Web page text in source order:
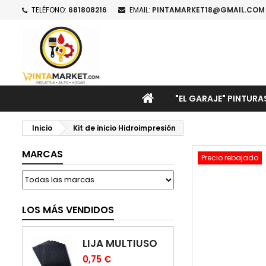
TELÉFONO: 681808216 EMAIL: PINTAMARKET18@GMAIL.COM
INICIO"EL GARAJE"
Inicio Kit de inicio Hidroimpresión
MARCAS
LOS MÁS VENDIDOS
LIJA MULTIUSO
0,75 €
Precio rebajado